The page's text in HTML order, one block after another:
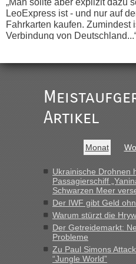
„Man sollte aber explizit dazu
LeoExpress ist - und nur auf
Fahrkarten kaufen. Zumindest
Verbindung von
gebrauchter Kleidung beim
gab es keine Probleme“
inRecht, Visa und
fast 11 Milliarden aufgedeckt
Alleinreisende Männer stehen
inRecht, Visa und
Jahres haben die Zollbeamten
Milliarden aufgedeckt
„Kein Zoll. Du musst an sich
und du nicht damit handeln
Artikel
Monat
Ukrainische Drohnen
Passagierschiff
Schwarzen Meer
Der IWF gibt Geld
Warum stürzt die
Der Getreidemarkt:
Probleme
Zu Paul Simons
“Jungle World”